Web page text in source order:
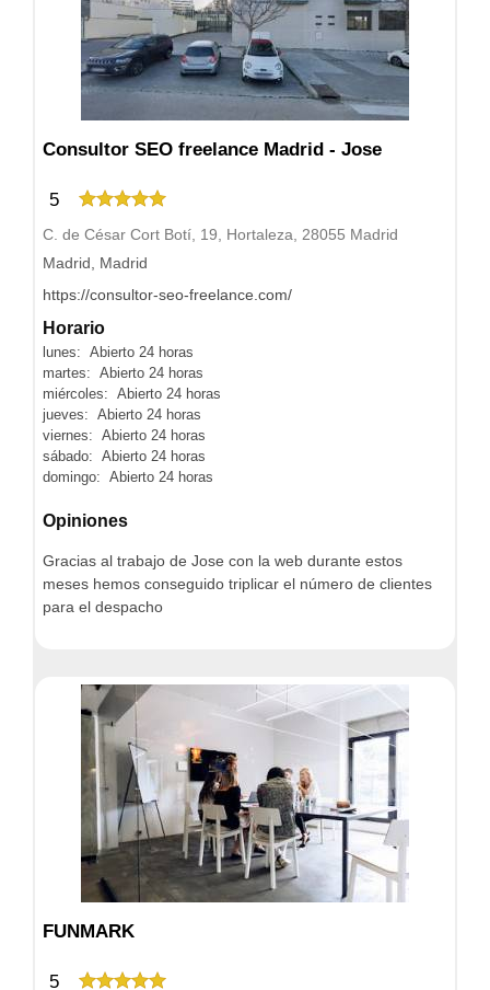
Consultor SEO freelance Madrid - Jose
5
C. de César Cort Botí, 19, Hortaleza, 28055 Madrid
Madrid, Madrid
https://consultor-seo-freelance.com/
Horario
lunes: Abierto 24 horas
martes: Abierto 24 horas
miércoles: Abierto 24 horas
jueves: Abierto 24 horas
viernes: Abierto 24 horas
sábado: Abierto 24 horas
domingo: Abierto 24 horas
Opiniones
Gracias al trabajo de Jose con la web durante estos
meses hemos conseguido triplicar el número de clientes
para el despacho
FUNMARK
5